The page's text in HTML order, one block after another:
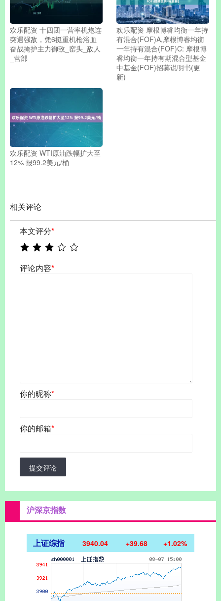
欢乐配资 十四团一营率机炮连
突遇强敌，凭6挺重机枪浴血
奋战掩护主力御敌_窑头_敌人
_营部
欢乐配资 摩根博睿均衡一年持
有混合(FOF)A,摩根博睿均衡
一年持有混合(FOF)C: 摩根博
睿均衡一年持有期混合型基金
中基金(FOF)招募说明书(更
新)
欢乐配资 WTI原油跌幅扩大至
12% 报99.2美元/桶
相关评论
本文评分*
评论内容*
你的昵称*
你的邮箱*
提交评论
沪深京指数
上证综指 3940.04 +39.68 +1.02%